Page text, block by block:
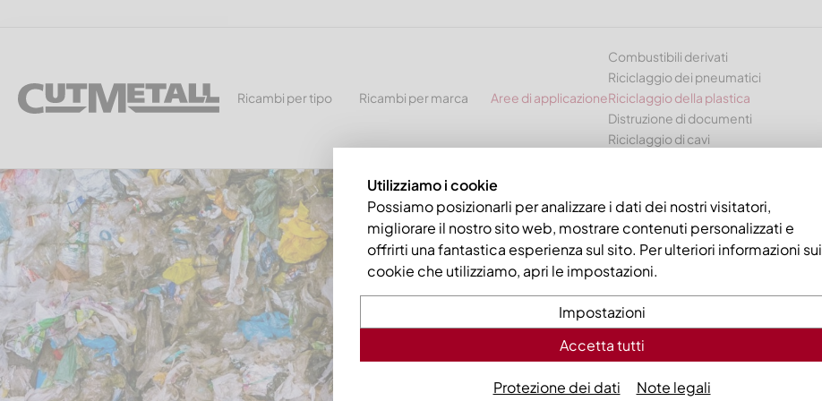
Ricambi per tipo Ricambi per marca Aree di applicazione
Combustibili derivati
Riciclaggio dei pneumatici
Riciclaggio della plastica
Distruzione di documenti
Riciclaggio di cavi
Utilizziamo i cookie
Possiamo posizionarli per analizzare i dati dei nostri visitatori,
migliorare il nostro sito web, mostrare contenuti personalizzati e
offrirti una fantastica esperienza sul sito. Per ulteriori informazioni sui
cookie che utilizziamo, apri le impostazioni.
Impostazioni
Accetta tutti
Protezione dei dati Note legali